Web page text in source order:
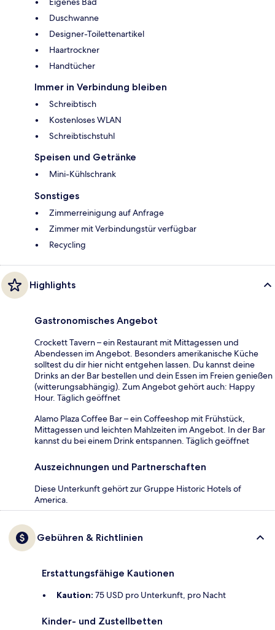
Duschwanne
Designer-Toilettenartikel
Haartrockner
Handtücher
Immer in Verbindung bleiben
Schreibtisch
Kostenloses WLAN
Schreibtischstuhl
Speisen und Getränke
Mini-Kühlschrank
Sonstiges
Zimmerreinigung auf Anfrage
Zimmer mit Verbindungstür verfügbar
Recycling
Highlights
Gastronomisches Angebot
Crockett Tavern – ein Restaurant mit Mittagessen und
Abendessen im Angebot. Besonders amerikanische Küche
solltest du dir hier nicht entgehen lassen. Du kannst deine
Drinks an der Bar bestellen und dein Essen im Freien genießen
(witterungsabhängig). Zum Angebot gehört auch: Happy
Hour. Täglich geöffnet
Alamo Plaza Coffee Bar – ein Coffeeshop mit Frühstück,
Mittagessen und leichten Mahlzeiten im Angebot. In der Bar
kannst du bei einem Drink entspannen. Täglich geöffnet
Auszeichnungen und Partnerschaften
Diese Unterkunft gehört zur Gruppe Historic Hotels of
America.
Gebühren & Richtlinien
Erstattungsfähige Kautionen
Kaution: 75 USD pro Unterkunft, pro Nacht
Kinder- und Zustellbetten